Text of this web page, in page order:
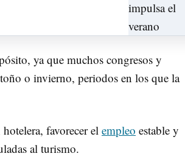
ya que muchos congresos y
o invierno, periodos en los que la
favorecer el empleo estable y
al turismo.